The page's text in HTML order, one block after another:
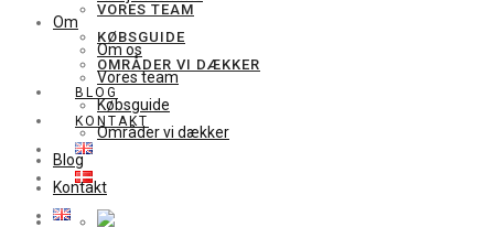
VORES TEAM
KØBSGUIDE
OMRÅDER VI DÆKKER
BLOG
KONTAKT
Om
Om os
Vores team
Købsguide
Områder vi dækker
Blog
Kontakt